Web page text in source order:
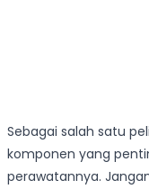
Sebagai salah satu
komponen yang
perawatannya.